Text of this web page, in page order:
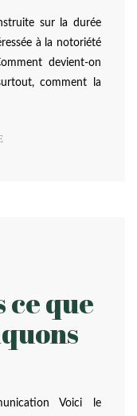
sur la durée
à la notoriété
devient-on
comment la
ce que
Voici le